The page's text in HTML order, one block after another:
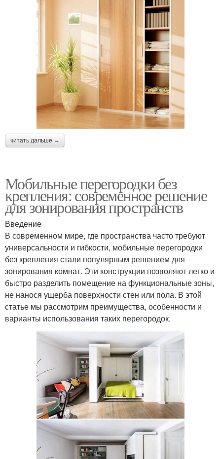
читать дальше →
Мобильные перегородки без
крепления: современное решение
для зонирования пространств
Введение
В современном мире, где пространства часто требуют
универсальности и гибкости, мобильные перегородки
без крепления стали популярным решением для
зонирования комнат. Эти конструкции позволяют легко и
быстро разделить помещение на функциональные зоны,
не нанося ущерба поверхности стен или пола. В этой
статье мы рассмотрим преимущества, особенности и
варианты использования таких перегородок.